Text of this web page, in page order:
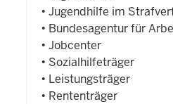
• Jugendhilfe im
• Bundesagentur für
• Jobcenter
• Sozialhilfeträger
• Leistungsträger
• Rententräger